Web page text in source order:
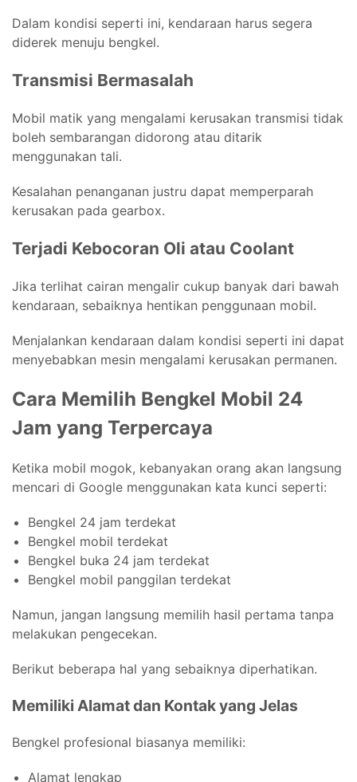
Dalam kondisi seperti ini, kendaraan harus segera
diderek menuju bengkel.
Transmisi Bermasalah
Mobil matik yang mengalami kerusakan transmisi tidak
boleh sembarangan didorong atau ditarik
menggunakan tali.
Kesalahan penanganan justru dapat memperparah
kerusakan pada gearbox.
Terjadi Kebocoran Oli atau Coolant
Jika terlihat cairan mengalir cukup banyak dari bawah
kendaraan, sebaiknya hentikan penggunaan mobil.
Menjalankan kendaraan dalam kondisi seperti ini dapat
menyebabkan mesin mengalami kerusakan permanen.
Cara Memilih Bengkel Mobil 24
Jam yang Terpercaya
Ketika mobil mogok, kebanyakan orang akan langsung
mencari di Google menggunakan kata kunci seperti:
Bengkel 24 jam terdekat
Bengkel mobil terdekat
Bengkel buka 24 jam terdekat
Bengkel mobil panggilan terdekat
Namun, jangan langsung memilih hasil pertama tanpa
melakukan pengecekan.
Berikut beberapa hal yang sebaiknya diperhatikan.
Memiliki Alamat dan Kontak yang Jelas
Bengkel profesional biasanya memiliki:
Alamat lengkap